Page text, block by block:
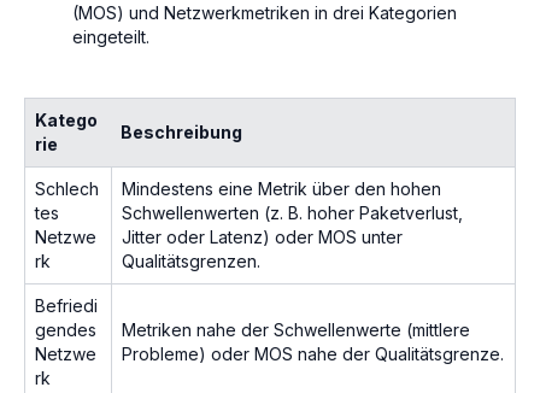
(MOS) und Netzwerkmetriken in drei Kategorien
eingeteilt.
Katego
rie
Beschreibung
Schlech
tes
Netzwe
rk
Mindestens eine Metrik über den hohen
Schwellenwerten (z. B. hoher Paketverlust,
Jitter oder Latenz) oder MOS unter
Qualitätsgrenzen.
Befriedi
gendes
Netzwe
rk
Metriken nahe der Schwellenwerte (mittlere
Probleme) oder MOS nahe der Qualitätsgrenze.